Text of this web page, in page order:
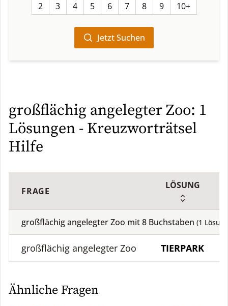
2 3 4 5 6 7 8 9 10+
Jetzt Suchen
großflächig angelegter Zoo: 1
Lösungen - Kreuzworträtsel
Hilfe
FRAGE
LÖSUNG
großflächig angelegter Zoo mit8 Buchstaben (1
großflächig angelegter Zoo TIERPARK
Ähnliche Fragen